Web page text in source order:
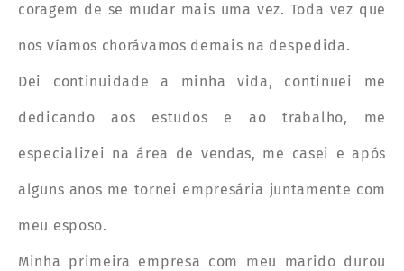
coragem de se mudar mais uma vez. Toda vez que
nos víamos chorávamos demais na despedida.
Dei continuidade a minha vida, continuei me
dedicando aos estudos e ao trabalho, me
especializei na área de vendas, me casei e após
alguns anos me tornei empresária juntamente com
meu esposo.
Minha primeira empresa com meu marido durou